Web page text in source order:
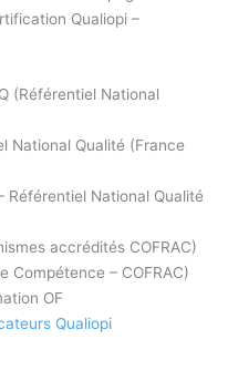
Qualiopi –
(Référentiel National
National Qualité (France
Référentiel National Qualité
accrédités COFRAC)
Compétence – COFRAC)
OF
Qualiopi